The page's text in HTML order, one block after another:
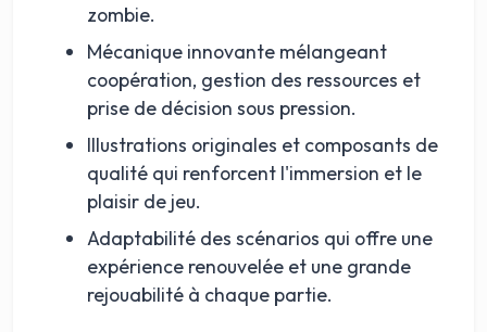
zombie.
Mécanique innovante mélangeant
coopération, gestion des ressources et
prise de décision sous pression.
Illustrations originales et composants de
qualité qui renforcent l'immersion et le
plaisir de jeu.
Adaptabilité des scénarios qui offre une
expérience renouvelée et une grande
rejouabilité à chaque partie.